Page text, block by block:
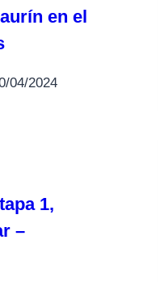
en el
04/2024
1,
–